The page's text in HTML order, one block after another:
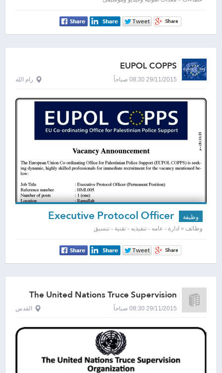
EUPOL COPPS
29/11/2015 08:30 صباحاً رام الله
وظيفة
وظائف » ادارة - عامه - تنفيذيه - تقنية - تنسيق
The United Nations Truce Supervision
Organization- UNTSO
29/11/2015 08:30 صباحاً القدس